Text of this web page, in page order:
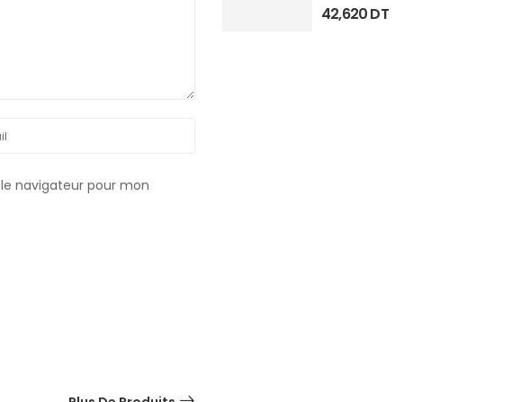
42,620DT
navigateur pour mon